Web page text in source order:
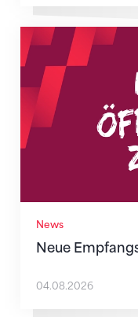
News
Neue
Neue
04.08.2026